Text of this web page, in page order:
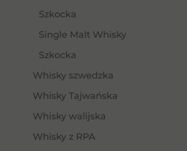
Szkocka
Single Malt Whisky
Szkocka
Whisky szwedzka
Whisky Tajwańska
Whisky walijska
Whisky z RPA